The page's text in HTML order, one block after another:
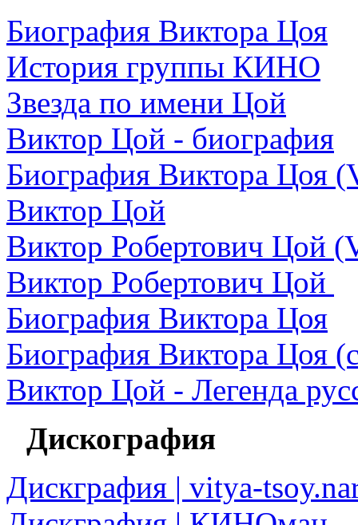
Биография Виктора Цоя
История группы КИНО
Звезда по имени Цой
Виктор Цой - биография
Биография Виктора Цоя
Виктор Цой
Виктор Робертович Цой
Виктор Робертович Цой
Биография Виктора Цоя
Биография Виктора Цоя
Виктор Цой - Легенда
Дискография
Дискграфия | vitya-